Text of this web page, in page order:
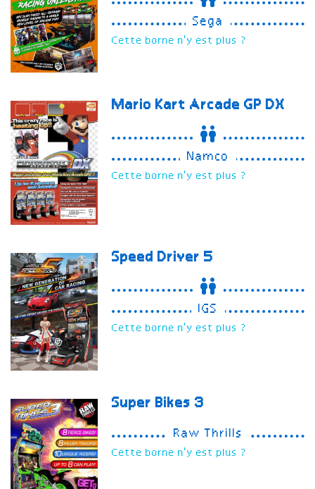
Sega
Cette borne n'y est plus ?
Mario Kart Arcade GP DX
Namco
Cette borne n'y est plus ?
Speed Driver 5
IGS
Cette borne n'y est plus ?
Super Bikes 3
Raw Thrills
Cette borne n'y est plus ?